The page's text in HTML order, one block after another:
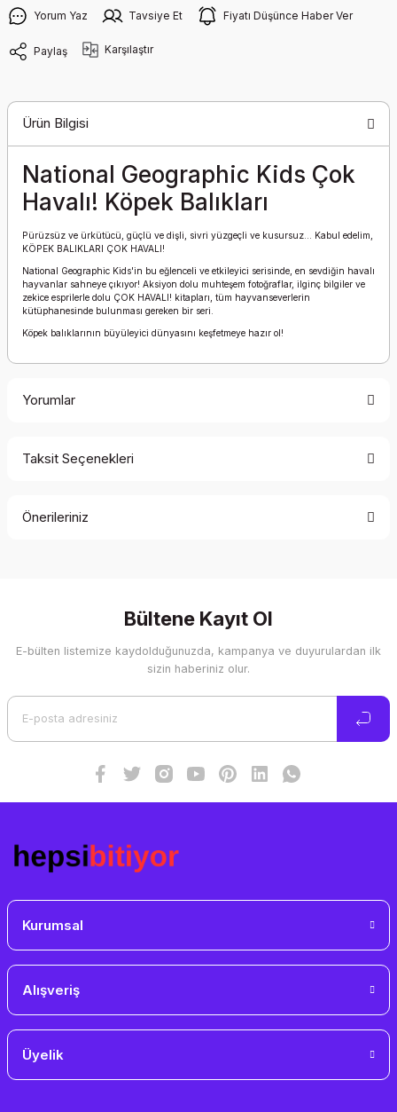
Yorum Yaz Tavsiye Et Fiyatı Düşünce Haber Ver
Paylaş Karşılaştır
Ürün Bilgisi
National Geographic Kids Çok
Havalı! Köpek Balıkları
Pürüzsüz ve ürkütücü, güçlü ve dişli, sivri yüzgeçli ve kusursuz... Kabul edelim,
KÖPEK BALIKLARI ÇOK HAVALI!
National Geographic Kids'in bu eğlenceli ve etkileyici serisinde, en sevdiğin havalı
hayvanlar sahneye çıkıyor! Aksiyon dolu muhteşem fotoğraflar, ilginç bilgiler ve
zekice esprilerle dolu ÇOK HAVALI! kitapları, tüm hayvanseverlerin
kütüphanesinde bulunması gereken bir seri.
Köpek balıklarının büyüleyici dünyasını keşfetmeye hazır ol!
Yorumlar
Taksit Seçenekleri
Önerileriniz
Görüş ve önerileriniz için teşekkür ederiz.
Ürün resmi kalitesiz, bozuk veya görüntülenemiyor.
Bültene Kayıt Ol
E-bülten listemize kaydolduğunuzda, kampanya ve duyurulardan ilk
sizin haberiniz olur.
Kurumsal
Alışveriş
Üyelik